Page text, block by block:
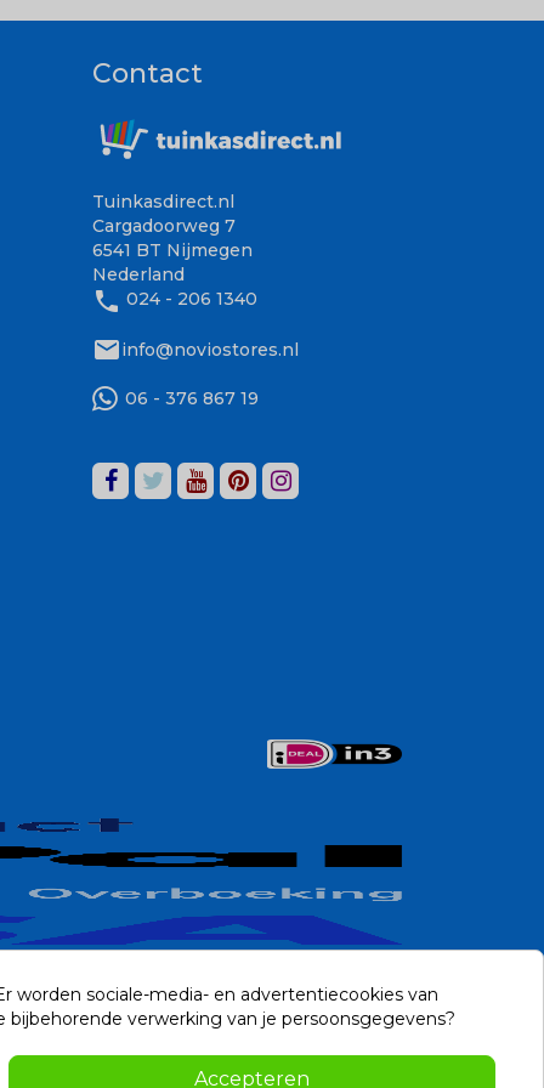
Contact
Tuinkasdirect.nl
Cargadoorweg 7
6541 BT Nijmegen
Nederland
phone 024 - 206 1340
mailinfo@noviostores.nl
06 - 376 867 19
worden sociale-media- en advertentiecookies van
verwerking van je persoonsgegevens?
Accepteren